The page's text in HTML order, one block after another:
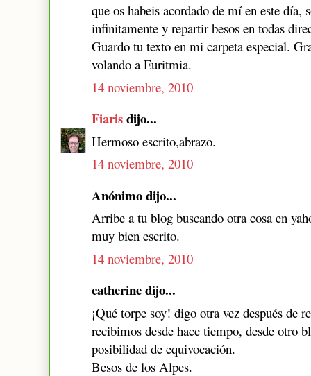
que os habeis acordado de mí en este día,
infinitamente y repartir besos en todas
Guardo tu texto en mi carpeta especial.
volando a Euritmia.
14 noviembre, 2010
Fiarisdijo...
Hermoso escrito,abrazo.
14 noviembre, 2010
Anónimo dijo...
Arribe a tu blog buscando otra cosa en
muy bien escrito.
14 noviembre, 2010
catherine dijo...
¡Qué torpe soy! digo otra vez después de
recibimos desde hace tiempo, desde otro
posibilidad de equivocación.
Besos de los Alpes.